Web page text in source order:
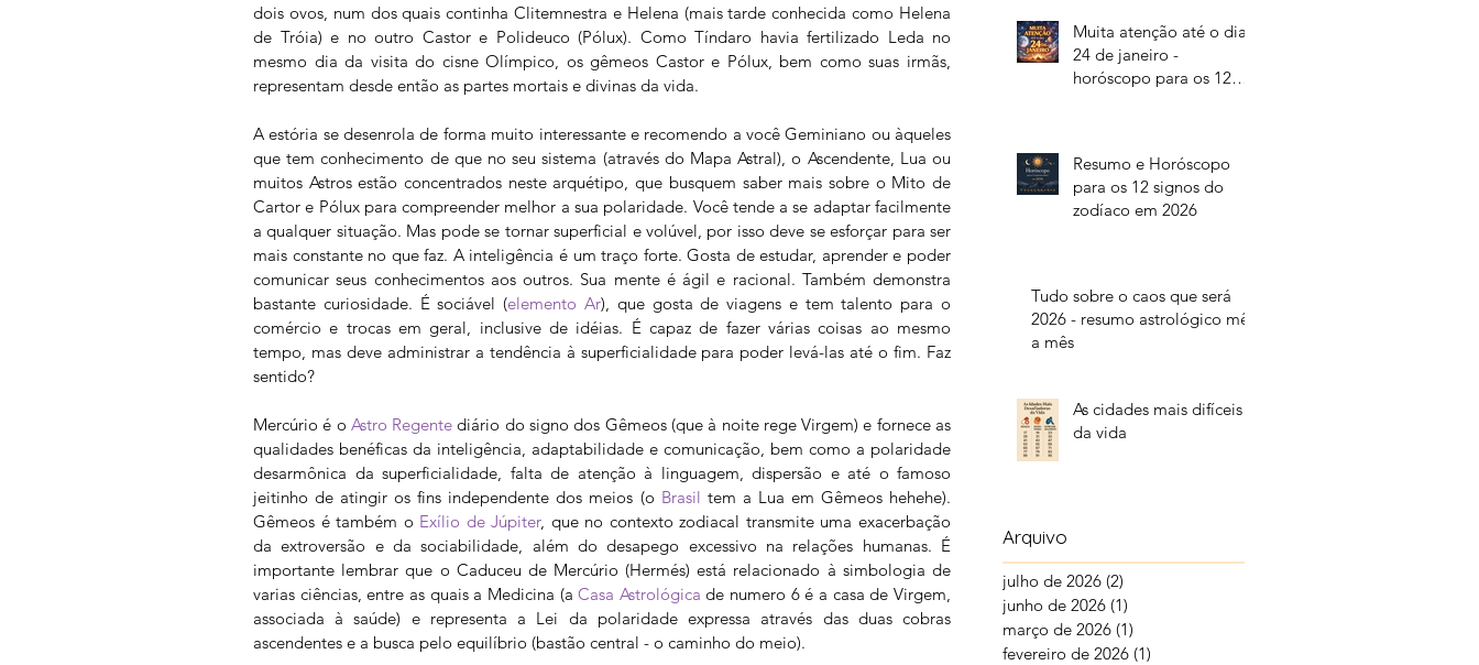
dois ovos, num dos quais continha Clitemnestra e Helena (mais tarde conhecida como Helena
de Tróia) e no outro Castor e Polideuco (Pólux). Como Tíndaro havia fertilizado Leda no
mesmo dia da visita do cisne Olímpico, os gêmeos Castor e Pólux, bem como suas irmãs,
representam desde então as partes mortais e divinas da vida.
A estória se desenrola de forma muito interessante e recomendo a você Geminiano ou àqueles
que tem conhecimento de que no seu sistema (através do Mapa Astral), o Ascendente, Lua ou
muitos Astros estão concentrados neste arquétipo, que busquem saber mais sobre o Mito de
Cartor e Pólux para compreender melhor a sua polaridade. Você tende a se adaptar facilmente
a qualquer situação. Mas pode se tornar superficial e volúvel, por isso deve se esforçar para ser
mais constante no que faz. A inteligência é um traço forte. Gosta de estudar, aprender e poder
comunicar seus conhecimentos aos outros. Sua mente é ágil e racional. Também demonstra
bastante curiosidade. É sociável (elemento Ar), que gosta de viagens e tem talento para o
comércio e trocas em geral, inclusive de idéias. É capaz de fazer várias coisas ao mesmo
tempo, mas deve administrar a tendência à superficialidade para poder levá-las até o fim. Faz
sentido?
Mercúrio é o Astro Regente diário do signo dos Gêmeos (que à noite rege Virgem) e fornece as
qualidades benéficas da inteligência, adaptabilidade e comunicação, bem como a polaridade
desarmônica da superficialidade, falta de atenção à linguagem, dispersão e até o famoso
jeitinho de atingir os fins independente dos meios (o Brasil tem a Lua em Gêmeos hehehe).
Gêmeos é também o Exílio de Júpiter, que no contexto zodiacal transmite uma exacerbação
da extroversão e da sociabilidade, além do desapego excessivo na relações humanas. É
importante lembrar que o Caduceu de Mercúrio (Hermés) está relacionado à simbologia de
varias ciências, entre as quais a Medicina (a Casa Astrológica de numero 6 é a casa de Virgem,
associada à saúde) e representa a Lei da polaridade expressa através das duas cobras
ascendentes e a busca pelo equilíbrio (bastão central - o caminho do meio).
Muita atenção até o dia
24 de janeiro -
horóscopo para os 12
Resumo e Horóscopo
para os 12 signos do
zodíaco em 2026
Tudo sobre o caos que será
2026 - resumo astrológico mês
a mês
As cidades mais difíceis
da vida
Arquivo
julho de 2026 (2)
junho de 2026 (1)
março de 2026 (1)
fevereiro de 2026 (1)